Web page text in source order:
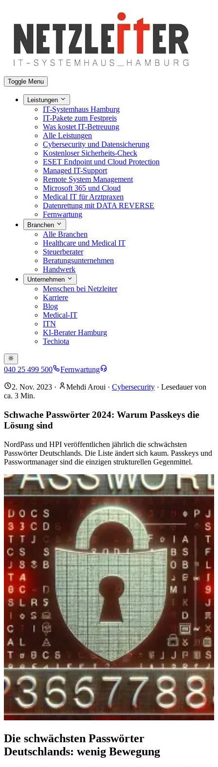
Toggle Menu
Leistungen
IT-Systemhaus Hamburg
IT-Pakete zum Festpreis
Was kostet IT-Betreuung
Alle Leistungen
Cybersecurity und Datensicherung
Kostenloser Sicherheits-Check
ESET Endpoint und Cloud Protection
Managed IT-Support
Remote System Management
Microsoft 365 und Cloud
Medical IT für Arztpraxen
Datenrettung mit DATA REVERSE
Fernwartung
Branchen
Alle Branchen
Healthcare und Medical IT
Steuerberater
Beratungsunternehmen
Handwerk
Unternehmen
Menschen bei Netzleiter
Karriere
Blog
Medical-IT
ITN
KI-Berater Hamburg
Techiota
040 25 499 500 Fernwartung
2. Nov. 2023 · Mehdi Aroui · Cybersecurity · Lesedauer von
ca. 3 Min.
Schwache Passwörter 2024: Warum Passkeys die
Lösung sind
NordPass und HPI veröffentlichen jährlich die schwächsten
Passwörter Deutschlands. Die Liste ändert sich kaum. Passkeys und
Passwortmanager sind die einzigen strukturellen Gegenmittel.
Die schwächsten Passwörter
Deutschlands: wenig Bewegung